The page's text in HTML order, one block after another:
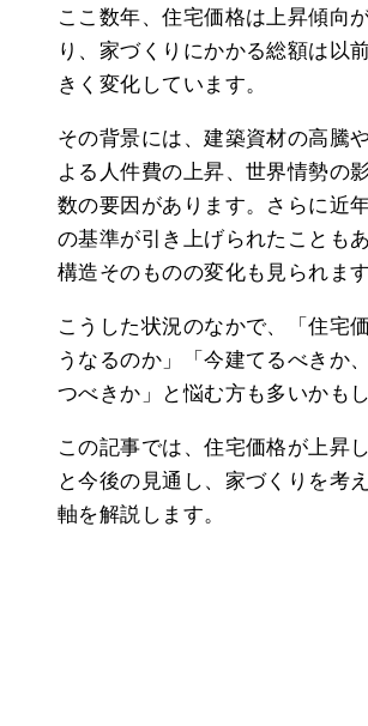
ここ数年、住宅価格は上昇傾向
り、家づくりにかかる総額は以
きく変化しています。
その背景には、建築資材の高騰
よる人件費の上昇、世界情勢の
数の要因があります。さらに近
の基準が引き上げられたことも
構造そのものの変化も見られます
こうした状況のなかで、「住宅
うなるのか」「今建てるべきか
つべきか」と悩む方も多いかも
この記事では、住宅価格が上昇
と今後の見通し、家づくりを考
軸を解説します。